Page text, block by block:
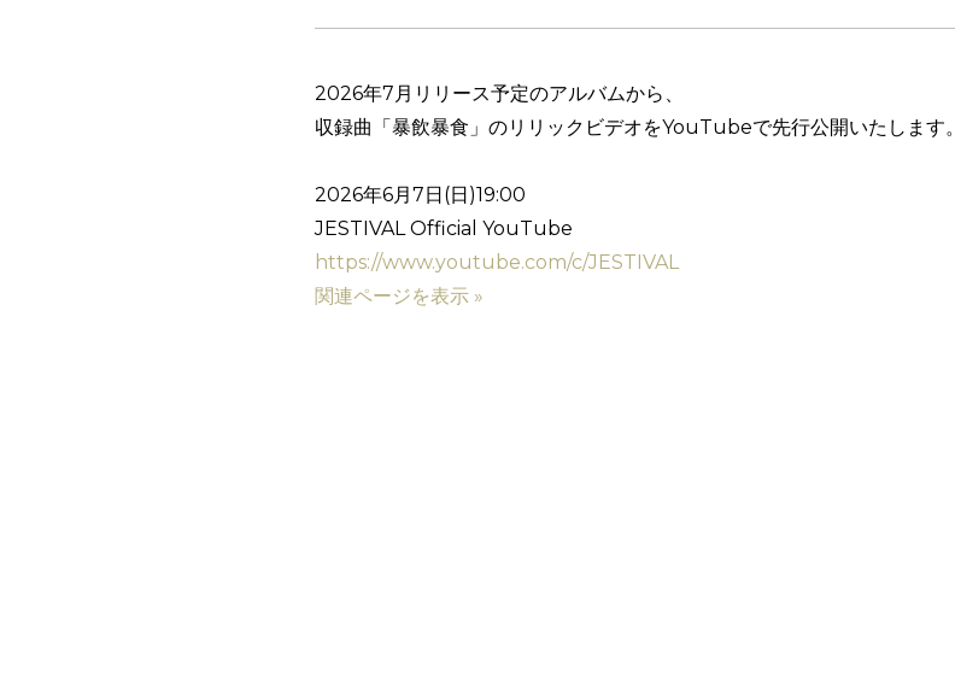
2026年7月リリース予定のアルバムから、
収録曲「暴飲暴食」のリリックビデオをYouTubeで先行公開いたします。
2026年6月7日(日)19:00
JESTIVAL Official YouTube
https://www.youtube.com/c/JESTIVAL
関連ページを表示 »